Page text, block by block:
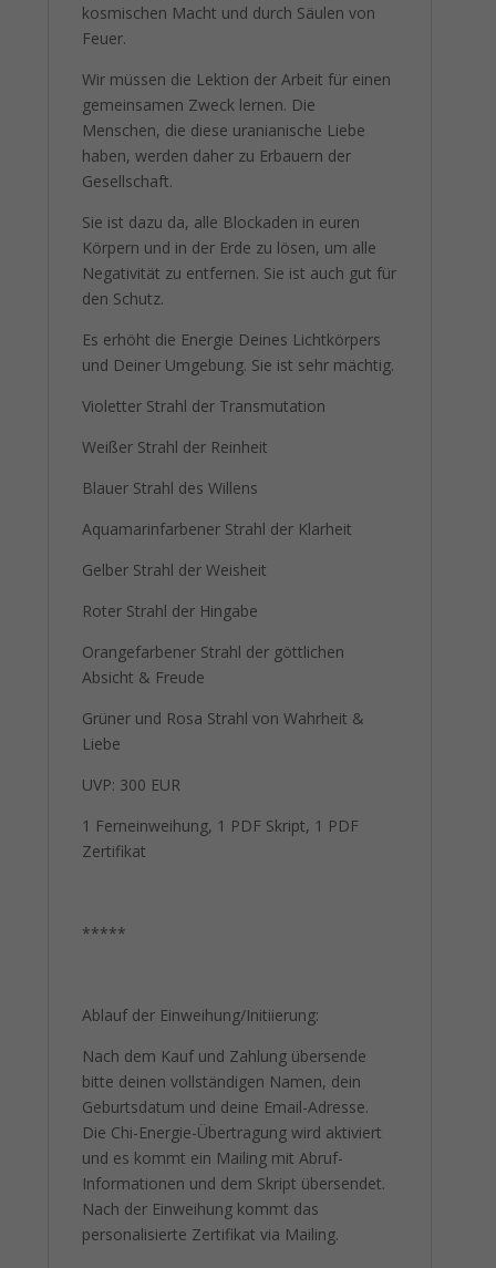
kosmischen Macht und durch Säulen von
Feuer.
Wir müssen die Lektion der Arbeit für einen
gemeinsamen Zweck lernen. Die
Menschen, die diese uranianische Liebe
haben, werden daher zu Erbauern der
Gesellschaft.
Sie ist dazu da, alle Blockaden in euren
Körpern und in der Erde zu lösen, um alle
Negativität zu entfernen. Sie ist auch gut für
den Schutz.
Es erhöht die Energie Deines Lichtkörpers
und Deiner Umgebung. Sie ist sehr mächtig.
Violetter Strahl der Transmutation
Weißer Strahl der Reinheit
Blauer Strahl des Willens
Aquamarinfarbener Strahl der Klarheit
Gelber Strahl der Weisheit
Roter Strahl der Hingabe
Orangefarbener Strahl der göttlichen
Absicht & Freude
Grüner und Rosa Strahl von Wahrheit &
Liebe
UVP: 300 EUR
1 Ferneinweihung, 1 PDF Skript, 1 PDF
Zertifikat
*****
Ablauf der Einweihung/Initiierung:
Nach dem Kauf und Zahlung übersende
bitte deinen vollständigen Namen, dein
Geburtsdatum und deine Email-Adresse.
Die Chi-Energie-Übertragung wird aktiviert
und es kommt ein Mailing mit Abruf-
Informationen und dem Skript übersendet.
Nach der Einweihung kommt das
personalisierte Zertifikat via Mailing.